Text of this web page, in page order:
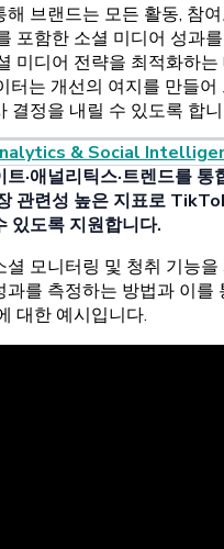
브랜드는 모든 활동, 참
포함한 소셜 미디어 성과
미디어 전략을 최적화하는
터는 개선의 여지를 만들어
결정을 내릴 수 있도록 합
& Social
·애널리틱스·트렌드를 통
관련성 높은 지표로
있도록 지원합니다.
셜 모니터링 및 청취 기능을
과를 측정하는 방법과 이를
대한 예시입니다.